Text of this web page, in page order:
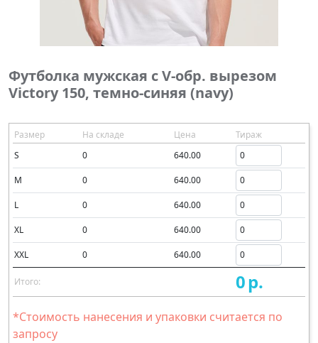
Футболка мужская с V-обр. вырезом
Victory 150, темно-синяя (navy)
Размер На складе Цена
Тираж
S
0 640.00
M 0 640.00
L 0 640.00
XL 0 640.00
XXL 0 640.00
Итого: 0р.
*Стоимость нанесения и упаковки считается по
запросу